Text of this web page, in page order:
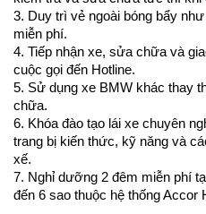
3. Duy trì vẻ ngoài bóng bẩy
miễn phí.
4. Tiếp nhận xe, sửa chữa và
cuộc gọi đến Hotline.
5. Sử dụng xe BMW khác thay
chữa.
6. Khóa đào tạo lái xe chuyên
trang bị kiến thức, kỹ năng và
xế.
7. Nghỉ dưỡng 2 đêm miễn phí
đến 6 sao thuộc hệ thống